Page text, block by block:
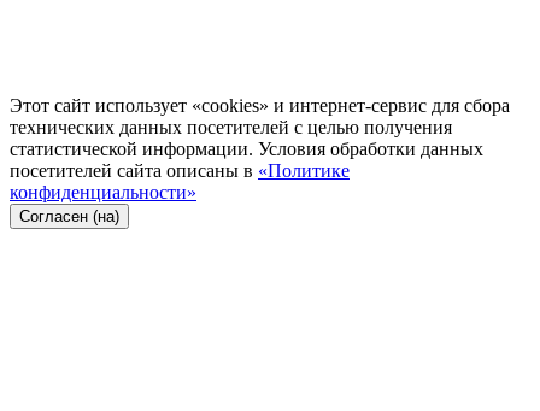
Этот сайт использует «cookies» и интернет-сервис для сбора
технических данных посетителей с целью получения
статистической информации. Условия обработки данных
посетителей сайта описаны в «Политике
конфиденциальности»
Согласен (на)